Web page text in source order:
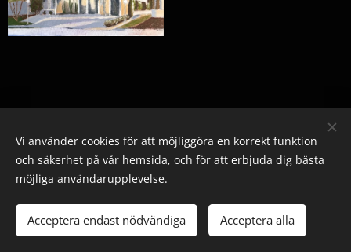
Skapad medWebnode Cookies
Vi använder cookies för att möjliggöra en korrekt funktion
och säkerhet på vår hemsida, och för att erbjuda dig bästa
möjliga användarupplevelse.
Acceptera endast nödvändiga Acceptera alla